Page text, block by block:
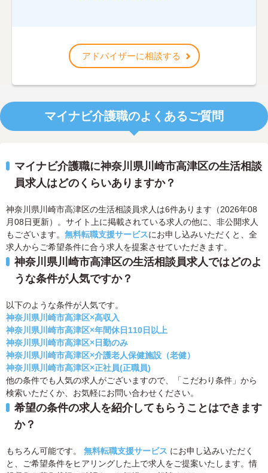
アドバイザーに相談する
マイナビ介護職のよくあるご質問
マイナビ介護職に神奈川県川崎市高津区の生活相談
員求人はどのくらいありますか？
神奈川県川崎市高津区の生活相談員求人は6件あります（2026年08
月08日更新）。サイト上に掲載されている求人の他に、非公開求人
もございます。 無料転職支援サービスにお申し込みいただくと、全
求人からご希望条件に合う求人を提案させていただきます。
神奈川県川崎市高津区の生活相談員求人ではどのよ
うな条件が人気ですか？
以下のような条件が人気です。
神奈川県川崎市高津区×高収入
神奈川県川崎市高津区×年間休日110日以上
神奈川県川崎市高津区×日勤のみ
神奈川県川崎市高津区×介護老人保健施設（老健）
神奈川県川崎市高津区×正社員(正職員)
他の条件でも人気の求人がございますので、「こだわり条件」から
検索いただくか、お気軽にお問い合わせください。
希望の条件の求人を紹介してもらうことはできます
か？
もちろん可能です。 無料転職支援サービス にお申し込みいただく
と、ご希望条件をヒアリングした上で求人をご提案いたします。情